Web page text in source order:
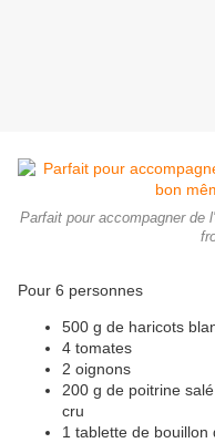
Parfait pour accompagner de
Pour 6 personnes
500 g de haricots
4 tomates
2 oignons
200 g de poitrine
cru
1 tablette de bouillon